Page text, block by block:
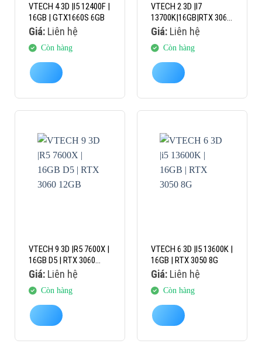
VTECH 4 3D |I5 12400F |
16GB | GTX1660S 6GB
Giá:Liên hệ
Còn hàng
VTECH 2 3D |I7
13700K|16GB|RTX 3060
12GB
Giá:Liên hệ
Còn hàng
VTECH 9 3D |R5 7600X |
16GB D5 | RTX 3060
12GB
Giá:Liên hệ
Còn hàng
VTECH 6 3D |I5 13600K |
16GB | RTX 3050 8G
Giá:Liên hệ
Còn hàng